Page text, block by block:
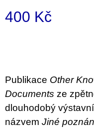
400 Kč
Publikace Other
Documents ze
dlouhodobý
názvem Jiné
o
m
BRUTAL
PRAGUE
165
Kč